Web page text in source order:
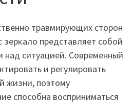
травмирующих сторон
представляет собой
над ситуацией. Современный
и регулировать
жизни, поэтому
способна восприниматься